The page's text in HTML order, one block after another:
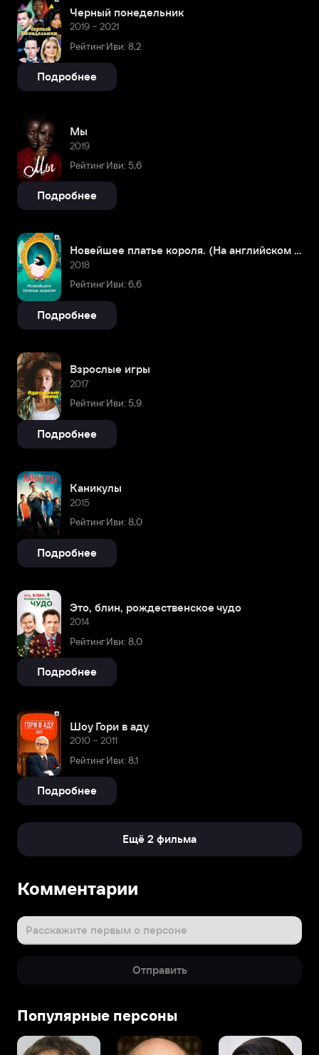
Черный понедельник
2019 – 2021
Рейтинг Иви: 8,2
Подробнее
Мы
2019
Рейтинг Иви: 5,6
Подробнее
Новейшее платье короля. (На английском языке с русскими субтитрами)
2018
Рейтинг Иви: 6,6
Подробнее
Взрослые игры
2017
Рейтинг Иви: 5,9
Подробнее
Каникулы
2015
Рейтинг Иви: 8,0
Подробнее
Это, блин, рождественское чудо
2014
Рейтинг Иви: 8,0
Подробнее
Шоу Гори в аду
2010 – 2011
Рейтинг Иви: 8,1
Подробнее
Ещё 2 фильма
Комментарии
Расскажите первым о персоне
Отправить
Популярные персоны